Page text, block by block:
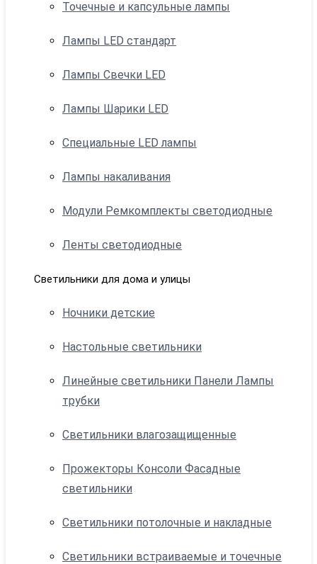
Точечные и капсульные лампы
Лампы LED стандарт
Лампы Свечки LED
Лампы Шарики LED
Специальные LED лампы
Лампы накаливания
Модули Ремкомплекты светодиодные
Ленты светодиодные
Светильники для дома и улицы
Ночники детские
Настольные светильники
Линейные светильники Панели Лампы
трубки
Светильники влагозащищенные
Прожекторы Консоли Фасадные
светильники
Светильники потолочные и накладные
Светильники встраиваемые и точечные